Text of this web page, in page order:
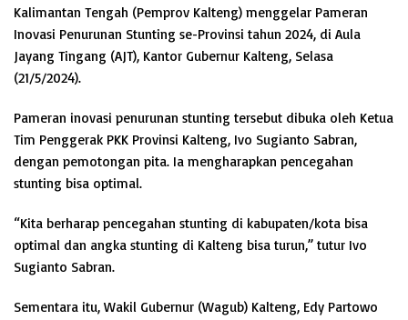
Kalimantan Tengah (Pemprov Kalteng) menggelar Pameran
Inovasi Penurunan Stunting se-Provinsi tahun 2024, di Aula
Jayang Tingang (AJT), Kantor Gubernur Kalteng, Selasa
(21/5/2024).
Pameran inovasi penurunan stunting tersebut dibuka oleh Ketua
Tim Penggerak PKK Provinsi Kalteng, Ivo Sugianto Sabran,
dengan pemotongan pita. Ia mengharapkan pencegahan
stunting bisa optimal.
“Kita berharap pencegahan stunting di kabupaten/kota bisa
optimal dan angka stunting di Kalteng bisa turun,” tutur Ivo
Sugianto Sabran.
Sementara itu, Wakil Gubernur (Wagub) Kalteng, Edy Partowo